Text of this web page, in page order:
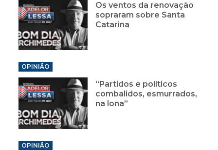
Os ventos da renovação
sopraram sobre Santa
Catarina
OPINIÃO
“Partidos e políticos
combalidos, esmurrados,
na lona”
OPINIÃO